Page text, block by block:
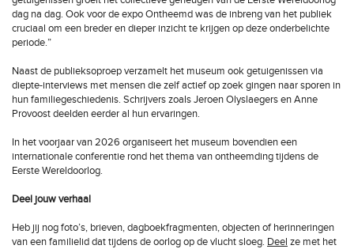
dag na dag. Ook voor de expo Ontheemd was de inbreng van het publiek
cruciaal om een breder en dieper inzicht te krijgen op deze onderbelichte
periode.”
Naast de publieksoproep verzamelt het museum ook getuigenissen via
diepte-interviews met mensen die zelf actief op zoek gingen naar sporen in
hun familiegeschiedenis. Schrijvers zoals Jeroen Olyslaegers en Anne
Provoost deelden eerder al hun ervaringen.
In het voorjaar van 2026 organiseert het museum bovendien een
internationale conferentie rond het thema van ontheemding tijdens de
Eerste Wereldoorlog.
Deel jouw verhaal
Heb jij nog foto’s, brieven, dagboekfragmenten, objecten of herinneringen
van een familielid dat tijdens de oorlog op de vlucht sloeg. Deel ze met het